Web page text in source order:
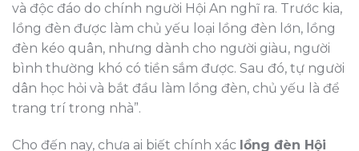
và độc đáo do chính người Hội An nghĩ ra. Trước kia,
lồng đèn được làm chủ yếu loại lồng đèn lớn, lồng
đèn kéo quân, nhưng dành cho người giàu, người
bình thường khó có tiền sắm được. Sau đó, tự người
dân học hỏi và bắt đầu làm lồng đèn, chủ yếu là để
trang trí trong nhà”.
Cho đến nay, chưa ai biết chính xác lồng đèn Hội